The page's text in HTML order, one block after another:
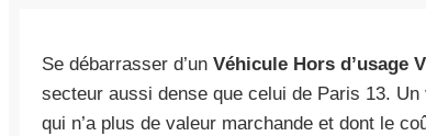
Se débarrasser d’un Véhicule Hors d’usage
secteur aussi dense que celui de Paris 13.
qui n’a plus de valeur marchande et dont le